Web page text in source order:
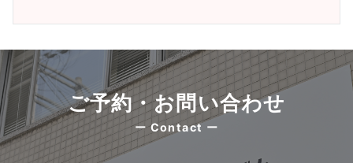
ご予約・お問い合わせ
ー Contact ー